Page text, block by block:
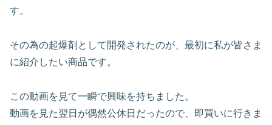
す。
その為の起爆剤として開発されたのが、最初に私が皆さま
に紹介したい商品です。
この動画を見て一瞬で興味を持ちました。
動画を見た翌日が偶然公休日だったので、即買いに行きま